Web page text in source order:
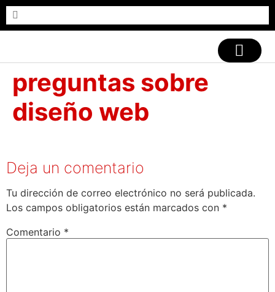
preguntas sobre
diseño web
Deja un comentario
Tu dirección de correo electrónico no será publicada.
Los campos obligatorios están marcados con *
Comentario *